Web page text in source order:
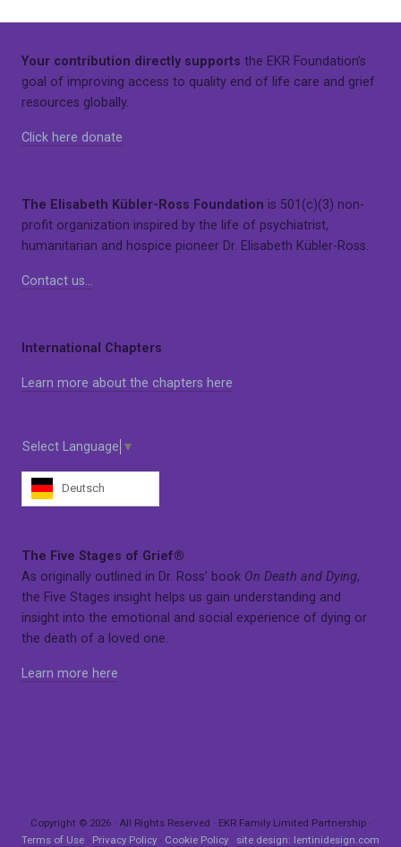
Your contribution directly supports the EKR Foundation’s
goal of improving access to quality end of life care and grief
resources globally.
Click here donate
The Elisabeth Kübler-Ross Foundation is 501(c)(3) non-
profit organization inspired by the life of psychiatrist,
humanitarian and hospice pioneer Dr. Elisabeth Kübler-Ross.
Contact us…
International Chapters
Learn more about the chapters here
Select Language ▼
Deutsch
The Five Stages of Grief®
As originally outlined in Dr. Ross’ book On Death and Dying,
the Five Stages insight helps us gain understanding and
insight into the emotional and social experience of dying or
the death of a loved one.
Learn more here
Copyright © 2026 · All Rights Reserved · EKR Family Limited Partnership ·
Terms of Use · Privacy Policy · Cookie Policy · site design: lentinidesign.com